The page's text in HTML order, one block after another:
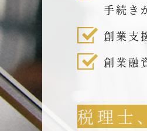
手続き
創業支
創業融
税理士